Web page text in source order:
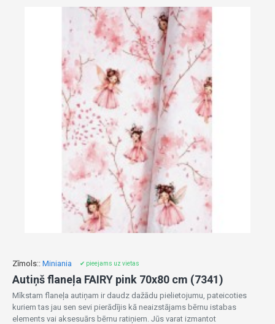
Zīmols:: Miniania ✔ pieejams uz vietas
Autiņš flaneļa FAIRY pink 70x80 cm (7341)
Mīkstam flaneļa autiņam ir daudz dažādu pielietojumu, pateicoties
kuriem tas jau sen sevi pierādījis kā neaizstājams bērnu istabas
elements vai aksesuārs bērnu ratiņiem. Jūs varat izmantot